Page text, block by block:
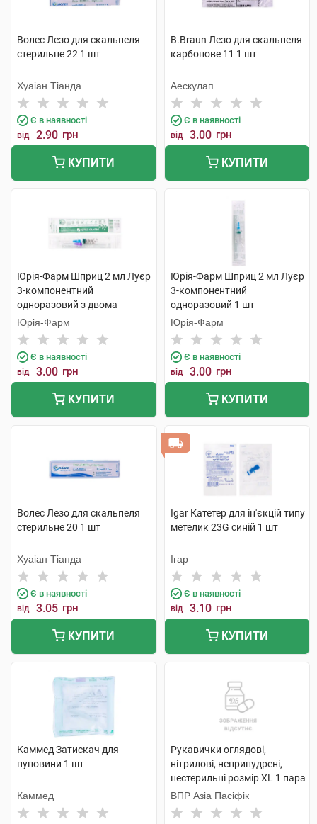
Волес Лезо для скальпеля
стерильне 22 1 шт
Хуаіан Тіанда
Є в наявності
від 2.90 грн
КУПИТИ
B.Braun Лезо для скальпеля
карбонове 11 1 шт
Аескулап
Є в наявності
від 3.00 грн
КУПИТИ
Юрія-Фарм Шприц 2 мл Луєр
3-компонентний
одноразовий з двома
голками 1 шт
Юрія-Фарм
Є в наявності
від 3.00 грн
КУПИТИ
Юрія-Фарм Шприц 2 мл Луєр
3-компонентний
одноразовий 1 шт
Юрія-Фарм
Є в наявності
від 3.00 грн
КУПИТИ
Волес Лезо для скальпеля
стерильне 20 1 шт
Хуаіан Тіанда
Є в наявності
від 3.05 грн
КУПИТИ
Igar Катетер для ін'єкцій типу
метелик 23G синій 1 шт
Ігар
Є в наявності
від 3.10 грн
КУПИТИ
Каммед Затискач для
пуповини 1 шт
Каммед
Рукавички оглядові,
нітрилові, неприпудрені,
нестерильні розмір XL 1 пара
ВПР Азіа Пасіфік